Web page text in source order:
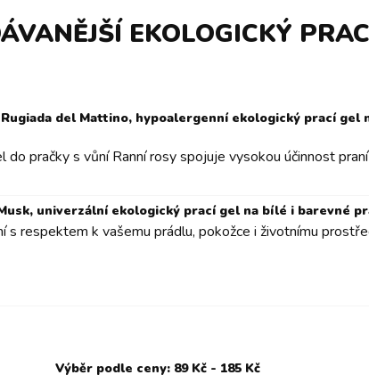
EKOLOGICKÝ
del Mattino, hypoalergenní ekologický prací gel
do pračky s vůní Ranní rosy spojuje vysokou účinnost praní
univerzální ekologický prací gel na bílé i barevné
s respektem k vašemu prádlu, pokožce i životnímu